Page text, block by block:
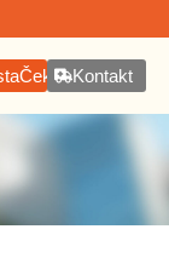
Kontakt